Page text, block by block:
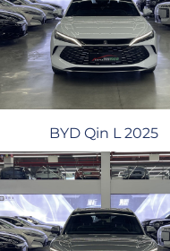
BYD Qin L 2025